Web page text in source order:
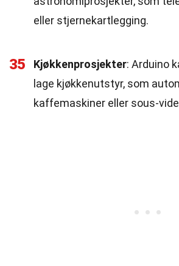
eller stjernekartlegging.
35 Kjøkkenprosjekter: Arduino
lage kjøkkenutstyr, som
kaffemaskiner eller sous-